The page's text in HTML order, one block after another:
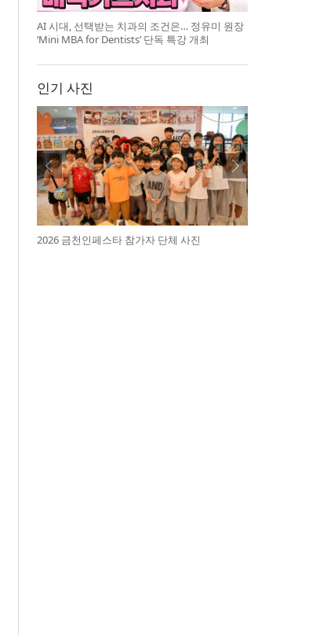
AI 시대, 선택받는 치과의 조건은… 정유미 원장
‘Mini MBA for Dentists’ 단독 특강 개최
인기 사진
2026 금천인페스타 참가자 단체 사진